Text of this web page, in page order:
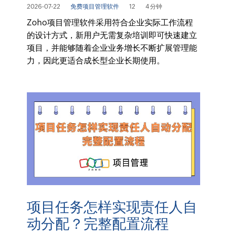
2026-07-22 免费项目管理软件 12 4 分钟
Zoho项目管理软件采用符合企业实际工作流程
的设计方式，新用户无需复杂培训即可快速建立
项目，并能够随着企业业务增长不断扩展管理能
力，因此更适合成长型企业长期使用。
项目任务怎样实现责任人自
动分配？完整配置流程